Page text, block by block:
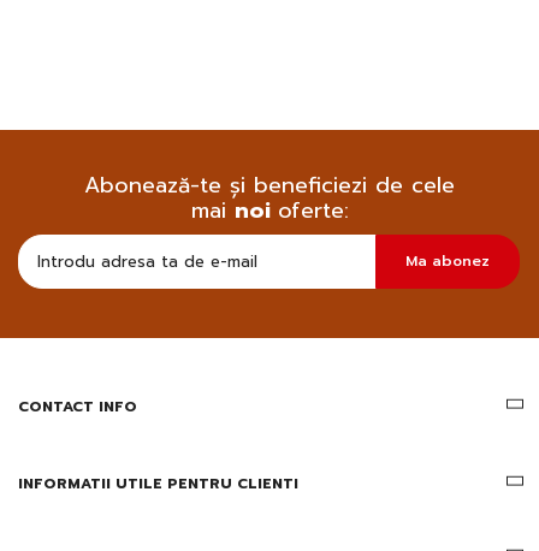
Abonează-te și beneficiezi de cele
mainoi oferte:
sa
primesc
informatii
Ma abonez
CONTACT INFO
INFORMATII UTILE PENTRU CLIENTI